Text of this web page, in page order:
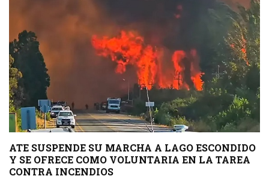
ATE SUSPENDE SU MARCHA A LAGO ESCONDIDO
Y SE OFRECE COMO VOLUNTARIA EN LA TAREA
CONTRA INCENDIOS